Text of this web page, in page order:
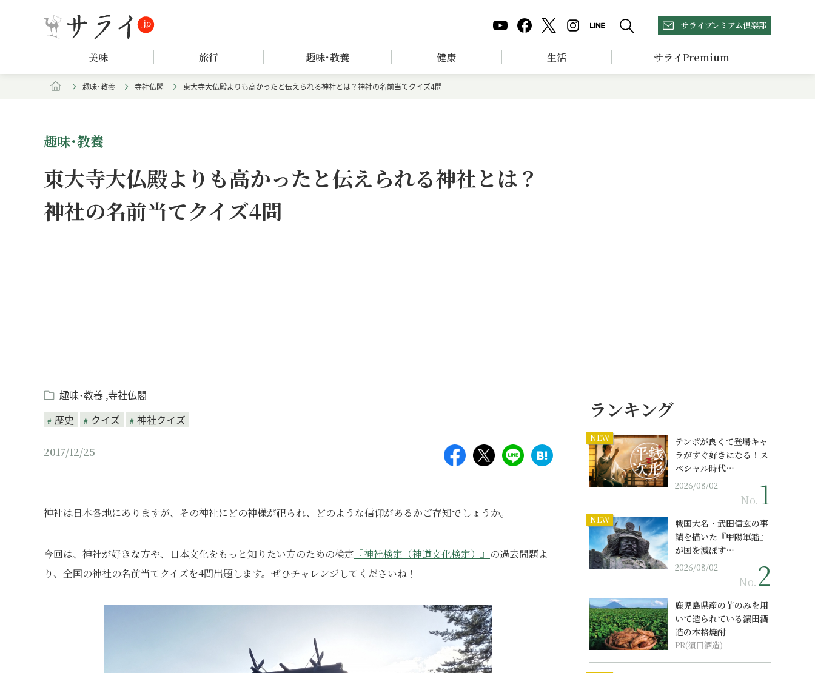
サライプレミアム倶楽部
美味 旅行 趣味･教養 健康 生活 サライPremium
趣味･教養 寺社仏閣 東大寺大仏殿よりも高かったと伝えられる神社とは？神社の名前当てクイズ4問
趣味･教養
東大寺大仏殿よりも高かったと伝えられる神社とは？
神社の名前当てクイズ4問
趣味･教養 寺社仏閣
歴史
クイズ 神社クイズ
2017/12/25
神社は日本各地にありますが、その神社にどの神様が祀られ、どのような信仰があるかご存知でしょうか。
今回は、神社が好きな方や、日本文化をもっと知りたい方のための検定 『神社検定（神道文化検定）』 の過去問題よ
り、全国の神社の名前当てクイズを4問出題します。ぜひチャレンジしてくださいね！
ランキング
NEW
テンポが良くて登場キャ
ラがすぐ好きになる！ス
ペシャル時代…
2026/08/02
No.
NEW
戦国大名・武田信玄の事
績を描いた『甲陽軍鑑』
が国を滅ぼす…
2026/08/02
No.
鹿児島県産の芋のみを用
いて造られている濵田酒
造の本格焼酎
PR(濵田酒造)